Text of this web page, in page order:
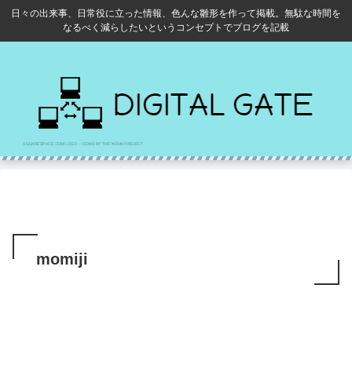
日々の出来事、日常役に立った情報、色んな雛形を作って掲載。無駄な時間を
なるべく減らしたいというコンセプトでブログを記載
momiji